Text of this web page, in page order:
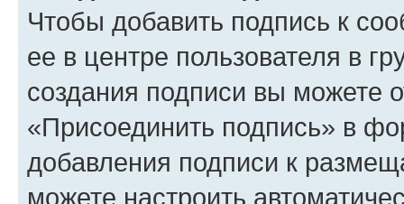
Чтобы добавить подпись к
ее в центре пользователя в
создания подписи вы можете
«Присоединить подпись» в
добавления подписи к
можете настроить